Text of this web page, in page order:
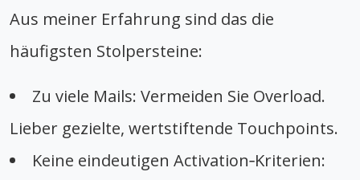
Aus meiner Erfahrung sind das die
häufigsten Stolpersteine:
Zu viele Mails: Vermeiden Sie Overload.
Lieber gezielte, wertstiftende Touchpoints.
Keine eindeutigen Activation‑Kriterien: